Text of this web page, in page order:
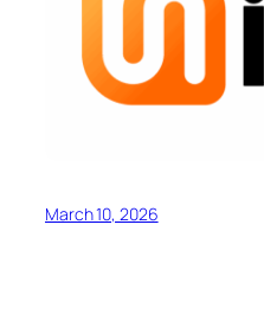
March 10, 2026